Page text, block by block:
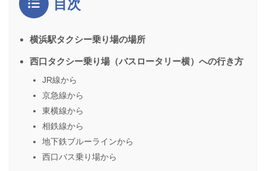
目次
横浜駅タクシー乗り場の場所
西口タクシー乗り場（バスロータリー横）への行き方
JR線から
京急線から
東横線から
相鉄線から
地下鉄ブルーラインから
西口バス乗り場から